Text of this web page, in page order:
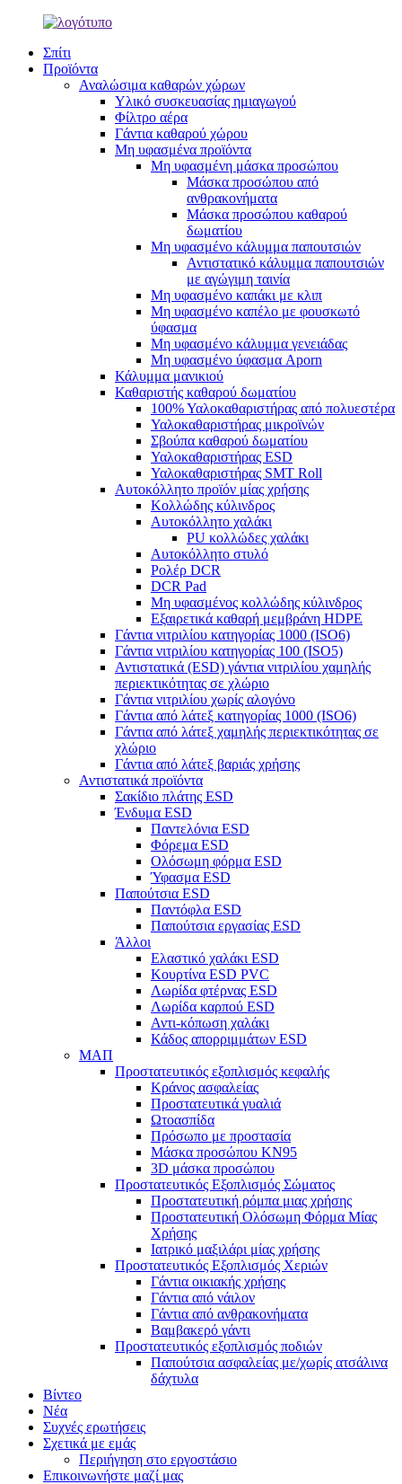
Σπίτι
Προϊόντα
Αναλώσιμα καθαρών χώρων
Υλικό συσκευασίας ημιαγωγού
Φίλτρο αέρα
Γάντια καθαρού χώρου
Μη υφασμένα προϊόντα
Μη υφασμένη μάσκα προσώπου
Μάσκα προσώπου από
ανθρακονήματα
Μάσκα προσώπου καθαρού
δωματίου
Μη υφασμένο κάλυμμα παπουτσιών
Αντιστατικό κάλυμμα παπουτσιών
με αγώγιμη ταινία
Μη υφασμένο καπάκι με κλιπ
Μη υφασμένο καπέλο με φουσκωτό
ύφασμα
Μη υφασμένο κάλυμμα γενειάδας
Μη υφασμένο ύφασμα Aporn
Κάλυμμα μανικιού
Καθαριστής καθαρού δωματίου
100% Υαλοκαθαριστήρας από πολυεστέρα
Υαλοκαθαριστήρας μικροϊνών
Σβούπα καθαρού δωματίου
Υαλοκαθαριστήρας ESD
Υαλοκαθαριστήρας SMT Roll
Αυτοκόλλητο προϊόν μίας χρήσης
Κολλώδης κύλινδρος
Αυτοκόλλητο χαλάκι
PU κολλώδες χαλάκι
Αυτοκόλλητο στυλό
Ρολέρ DCR
DCR Pad
Μη υφασμένος κολλώδης κύλινδρος
Εξαιρετικά καθαρή μεμβράνη HDPE
Γάντια νιτριλίου κατηγορίας 1000 (ISO6)
Γάντια νιτριλίου κατηγορίας 100 (ISO5)
Αντιστατικά (ESD) γάντια νιτριλίου χαμηλής
περιεκτικότητας σε χλώριο
Γάντια νιτριλίου χωρίς αλογόνο
Γάντια από λάτεξ κατηγορίας 1000 (ISO6)
Γάντια από λάτεξ χαμηλής περιεκτικότητας σε
χλώριο
Γάντια από λάτεξ βαριάς χρήσης
Αντιστατικά προϊόντα
Σακίδιο πλάτης ESD
Ένδυμα ESD
Παντελόνια ESD
Φόρεμα ESD
Ολόσωμη φόρμα ESD
Ύφασμα ESD
Παπούτσια ESD
Παντόφλα ESD
Παπούτσια εργασίας ESD
Άλλοι
Ελαστικό χαλάκι ESD
Κουρτίνα ESD PVC
Λωρίδα φτέρνας ESD
Λωρίδα καρπού ESD
Αντι-κόπωση χαλάκι
Κάδος απορριμμάτων ESD
ΜΑΠ
Προστατευτικός εξοπλισμός κεφαλής
Κράνος ασφαλείας
Προστατευτικά γυαλιά
Ωτοασπίδα
Πρόσωπο με προστασία
Μάσκα προσώπου KN95
3D μάσκα προσώπου
Προστατευτικός Εξοπλισμός Σώματος
Προστατευτική ρόμπα μιας χρήσης
Προστατευτική Ολόσωμη Φόρμα Μίας
Χρήσης
Ιατρικό μαξιλάρι μίας χρήσης
Προστατευτικός Εξοπλισμός Χεριών
Γάντια οικιακής χρήσης
Γάντια από νάιλον
Γάντια από ανθρακονήματα
Βαμβακερό γάντι
Προστατευτικός εξοπλισμός ποδιών
Παπούτσια ασφαλείας με/χωρίς ατσάλινα
δάχτυλα
Βίντεο
Νέα
Συχνές ερωτήσεις
Σχετικά με εμάς
Περιήγηση στο εργοστάσιο
Επικοινωνήστε μαζί μας